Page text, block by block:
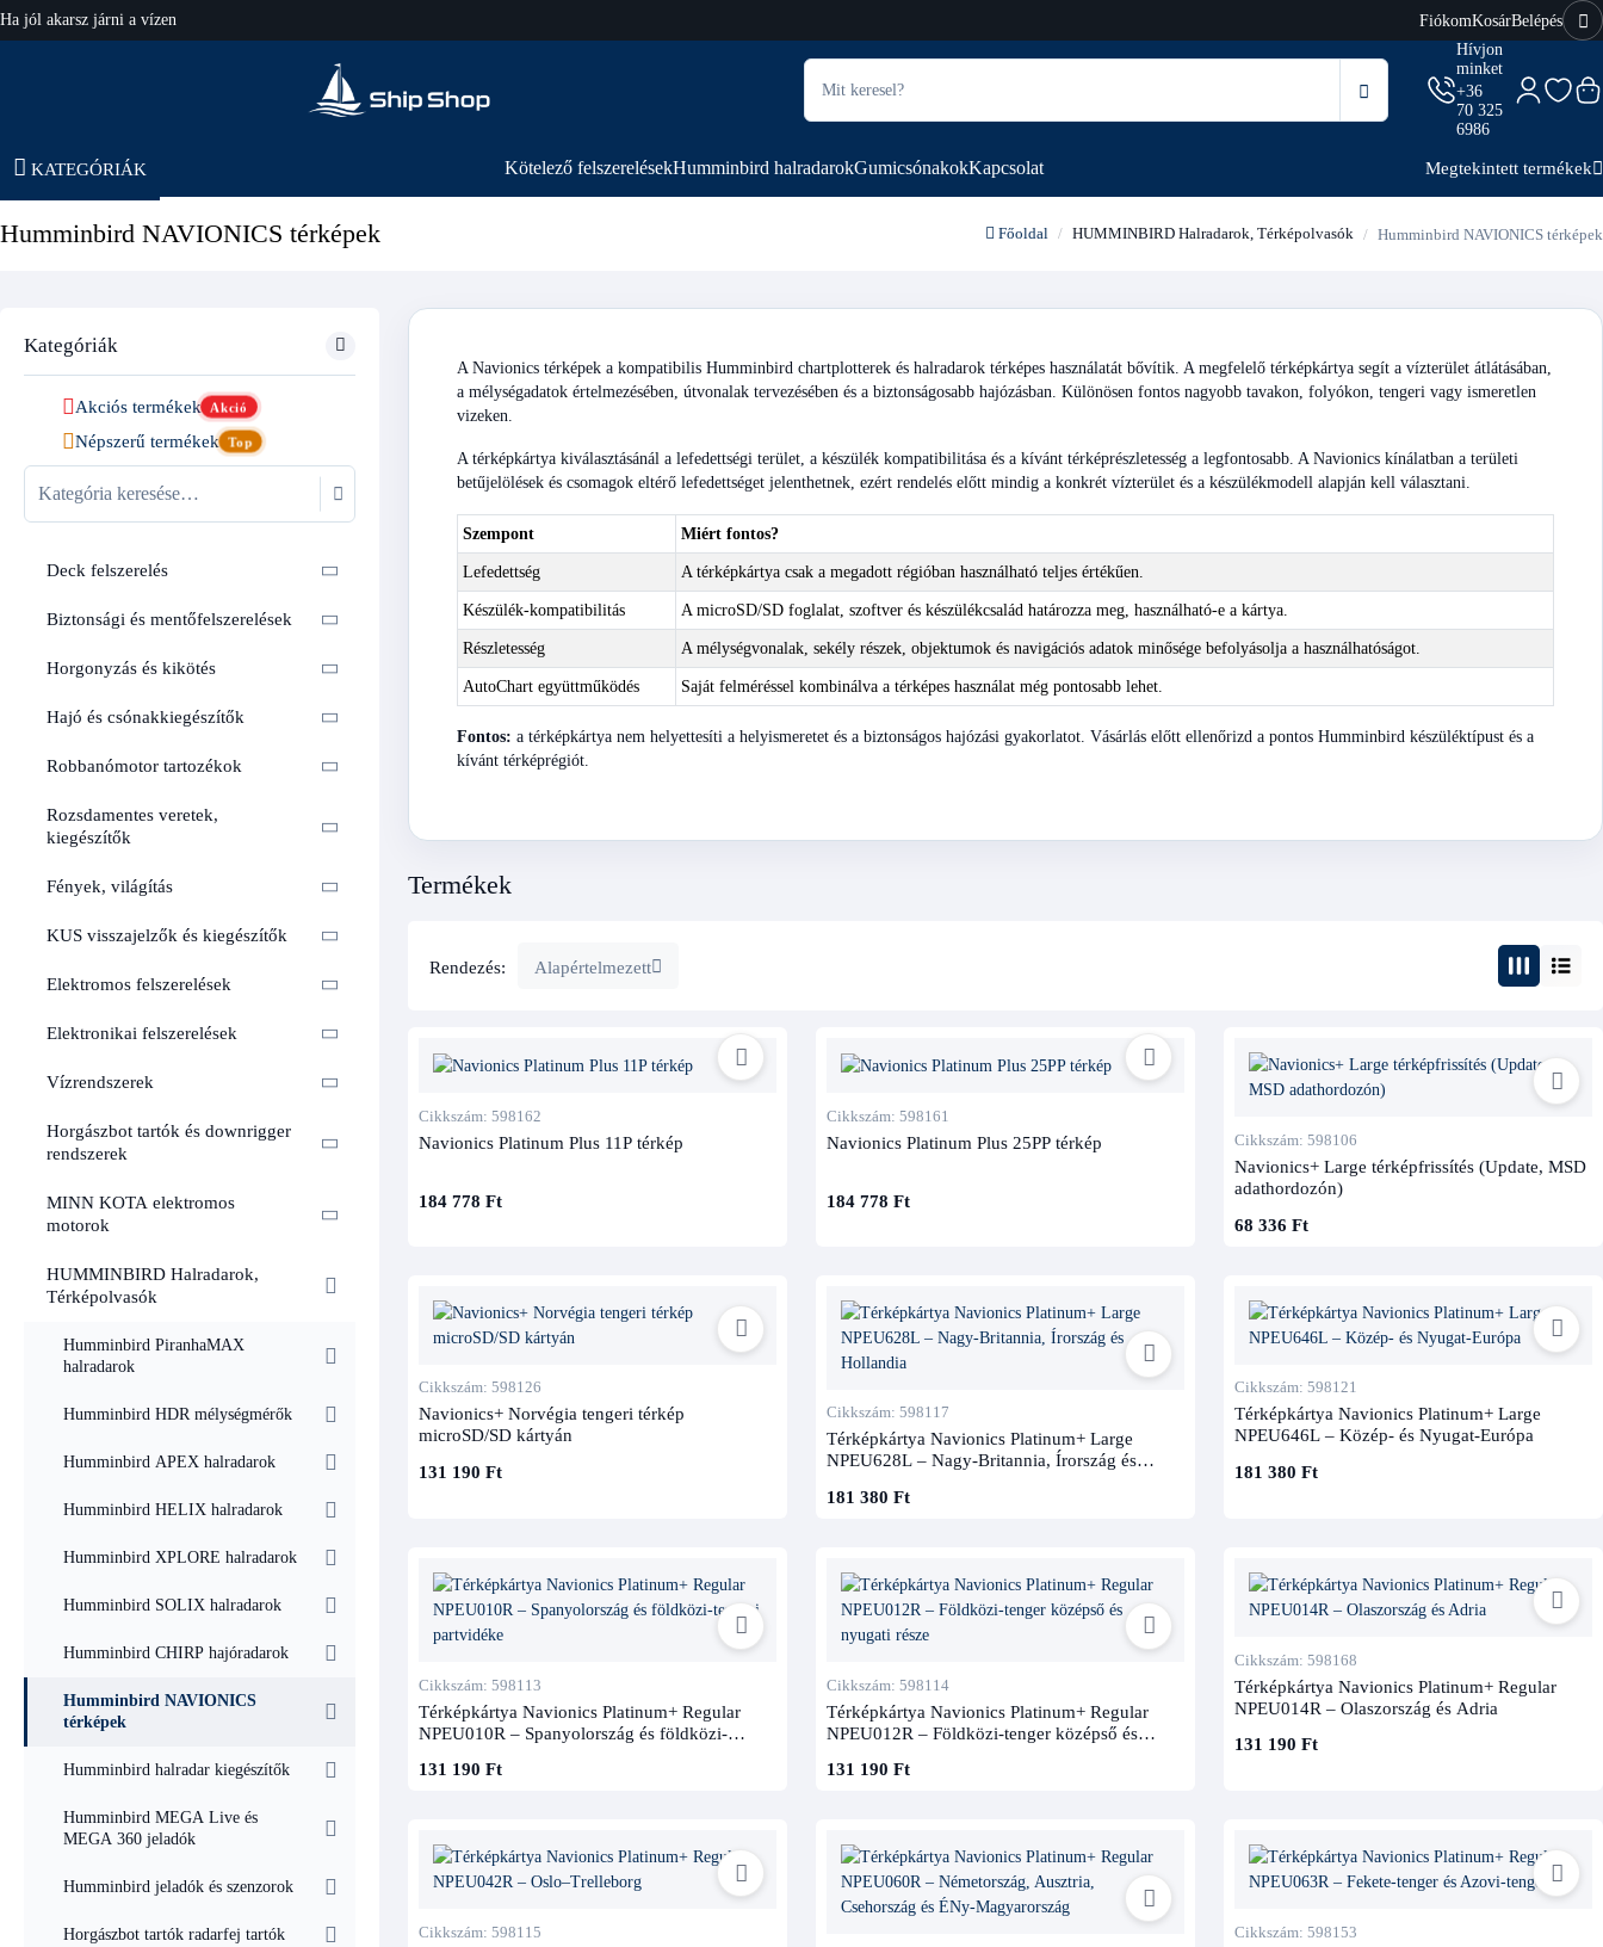
Ha jól akarsz járni a vízen
hajo-felszereles.hu
FiókomKosárBelépés
Hívjon
minket
+36
70 325
6986
KATEGÓRIÁK Kötelező felszerelésekHumminbird halradarokGumicsónakokKapcsolat Megtekintett termékek
Humminbird NAVIONICS térképek Főoldal HUMMINBIRD Halradarok, Térképolvasók Humminbird NAVIONICS térképek
Kategóriák
Akciós termékek Akció
Népszerű termékek Top
Deck felszerelés
Biztonsági és mentőfelszerelések
Horgonyzás és kikötés
Hajó és csónakkiegészítők
Robbanómotor tartozékok
Rozsdamentes veretek,
kiegészítők
Fények, világítás
KUS visszajelzők és kiegészítők
Elektromos felszerelések
Elektronikai felszerelések
Vízrendszerek
Horgászbot tartók és downrigger
rendszerek
MINN KOTA elektromos
motorok
HUMMINBIRD Halradarok,
Térképolvasók
Humminbird PiranhaMAX
halradarok
Humminbird HDR mélységmérők
Humminbird APEX halradarok
Humminbird HELIX halradarok
Humminbird XPLORE halradarok
Humminbird SOLIX halradarok
Humminbird CHIRP hajóradarok
Humminbird NAVIONICS
térképek
Humminbird halradar kiegészítők
Humminbird MEGA Live és
MEGA 360 jeladók
Humminbird jeladók és szenzorok
Horgászbot tartók radarfej tartók
A Navionics térképek a kompatibilis Humminbird chartplotterek és halradarok térképes használatát bővítik. A megfelelő térképkártya segít a vízterület átlátásában,
a mélységadatok értelmezésében, útvonalak tervezésében és a biztonságosabb hajózásban. Különösen fontos nagyobb tavakon, folyókon, tengeri vagy ismeretlen
vizeken.
A térképkártya kiválasztásánál a lefedettségi terület, a készülék kompatibilitása és a kívánt térképrészletesség a legfontosabb. A Navionics kínálatban a területi
betűjelölések és csomagok eltérő lefedettséget jelenthetnek, ezért rendelés előtt mindig a konkrét vízterület és a készülékmodell alapján kell választani.
Szempont Miért fontos?
Lefedettség A térképkártya csak a megadott régióban használható teljes értékűen.
Készülék-kompatibilitás A microSD/SD foglalat, szoftver és készülékcsalád határozza meg, használható-e a kártya.
Részletesség A mélységvonalak, sekély részek, objektumok és navigációs adatok minősége befolyásolja a használhatóságot.
AutoChart együttműködés Saját felméréssel kombinálva a térképes használat még pontosabb lehet.
Fontos: a térképkártya nem helyettesíti a helyismeretet és a biztonságos hajózási gyakorlatot. Vásárlás előtt ellenőrizd a pontos Humminbird készüléktípust és a
kívánt térképrégiót.
Termékek
Rendezés: Alapértelmezett
Cikkszám: 598162
Navionics Platinum Plus 11P térkép
184 778 Ft
Cikkszám: 598161
Navionics Platinum Plus 25PP térkép
184 778 Ft
Cikkszám: 598106
Navionics+ Large térképfrissítés (Update, MSD
adathordozón)
68 336 Ft
Cikkszám: 598126
Navionics+ Norvégia tengeri térkép
microSD/SD kártyán
131 190 Ft
Cikkszám: 598117
Térképkártya Navionics Platinum+ Large
NPEU628L – Nagy-Britannia, Írország és
181 380 Ft
Cikkszám: 598121
Térképkártya Navionics Platinum+ Large
NPEU646L – Közép- és Nyugat-Európa
181 380 Ft
Cikkszám: 598113
Térképkártya Navionics Platinum+ Regular
NPEU010R – Spanyolország és földközi-
131 190 Ft
Cikkszám: 598114
Térképkártya Navionics Platinum+ Regular
NPEU012R – Földközi-tenger középső és
131 190 Ft
Cikkszám: 598168
Térképkártya Navionics Platinum+ Regular
NPEU014R – Olaszország és Adria
131 190 Ft
Cikkszám: 598115 Cikkszám: 598153